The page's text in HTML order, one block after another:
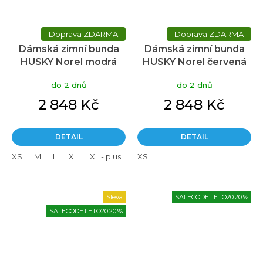
ZDARMA
Dámská zimní bunda
HUSKY Norel modrá
do 2 dnů
2 848 Kč
DETAIL
XS M L XL XL - plus L - plus
ZDARMA
Dámská zimní bunda
HUSKY Norel červená
do 2 dnů
2 848 Kč
DETAIL
XS
Sleva
SALECODE:LETO20:20:%
SALECODE:LETO20:20:%